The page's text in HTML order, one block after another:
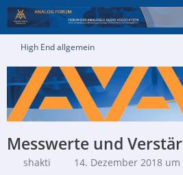
High End allgemein
Messwerte und
shakti 14. Dezember 2018 um